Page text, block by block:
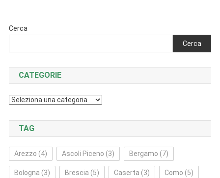
Cerca
Cerca
CATEGORIE
Categorie
TAG
Arezzo (4) Ascoli Piceno (3) Bergamo (7)
Bologna (3) Brescia (5) Caserta (3) Como (5)